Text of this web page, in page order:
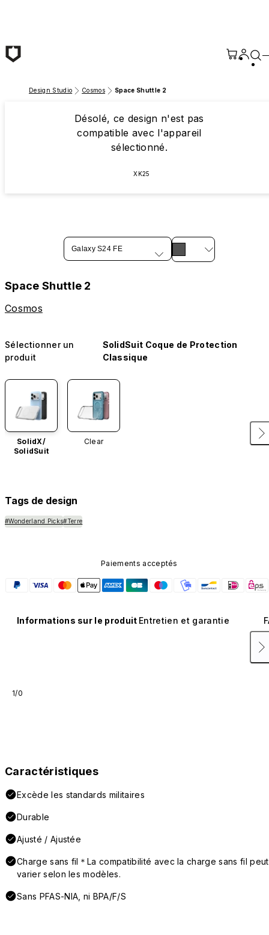
Design Studio Cosmos Space Shuttle 2
Désolé, ce design n'est pas
compatible avec l'appareil
sélectionné.
XK25
Galaxy S24 FE
Space Shuttle 2
Cosmos
Sélectionner un
produit
SolidSuit Coque de Protection
Classique
SolidX/
SolidSuit
Clear
Tags de design
#Wonderland Picks#Terre
Paiements acceptés
Informations sur le produit Entretien et garantie
1/0
Caractéristiques
Excède les standards militaires
Durable
Ajusté / Ajustée
Charge sans fil＊La compatibilité avec la charge sans fil peut
varier selon les modèles.
Sans PFAS-NIA, ni BPA/F/S